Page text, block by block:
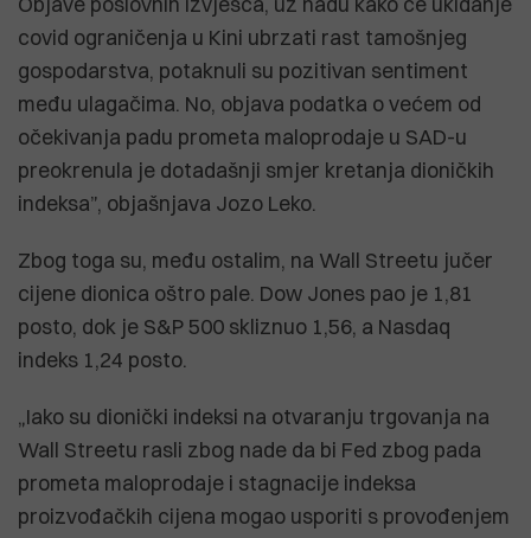
covid ograničenja u Kini ubrzati rast tamošnjeg
gospodarstva, potaknuli su pozitivan sentiment
među ulagačima. No, objava podatka o većem od
očekivanja padu prometa maloprodaje u SAD-u
preokrenula je dotadašnji smjer kretanja dioničkih
indeksa”, objašnjava Jozo Leko.
Zbog toga su, među ostalim, na Wall Streetu jučer
cijene dionica oštro pale. Dow Jones pao je 1,81
posto, dok je S&P 500 skliznuo 1,56, a Nasdaq
indeks 1,24 posto.
„Iako su dionički indeksi na otvaranju trgovanja na
Wall Streetu rasli zbog nade da bi Fed zbog pada
prometa maloprodaje i stagnacije indeksa
proizvođačkih cijena mogao usporiti s provođenjem